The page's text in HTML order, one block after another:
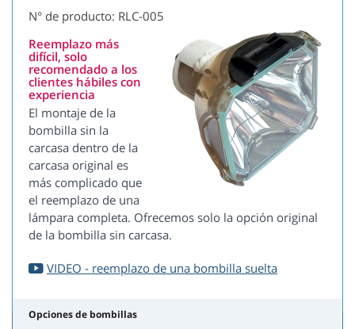
N° de producto: RLC-005
Reemplazo más
difícil, solo
recomendado a los
clientes hábiles con
experiencia
El montaje de la
bombilla sin la
carcasa dentro de la
carcasa original es
más complicado que
el reemplazo de una
lámpara completa. Ofrecemos solo la opción original
de la bombilla sin carcasa.
VIDEO - reemplazo de una bombilla suelta
Opciones de bombillas